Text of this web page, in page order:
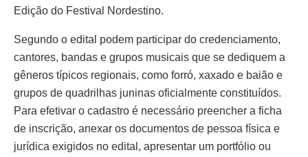
Edição do Festival Nordestino.
Segundo o edital podem participar do credenciamento,
cantores, bandas e grupos musicais que se dediquem a
gêneros típicos regionais, como forró, xaxado e baião e
grupos de quadrilhas juninas oficialmente constituídos.
Para efetivar o cadastro é necessário preencher a ficha
de inscrição, anexar os documentos de pessoa física e
jurídica exigidos no edital, apresentar um portfólio ou